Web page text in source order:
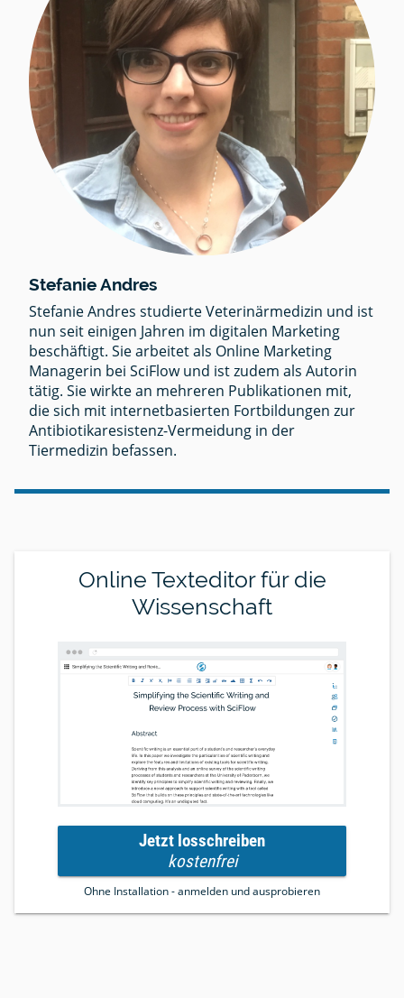
Stefanie Andres
Stefanie Andres studierte Veterinärmedizin und ist
nun seit einigen Jahren im digitalen Marketing
beschäftigt. Sie arbeitet als Online Marketing
Managerin bei SciFlow und ist zudem als Autorin
tätig. Sie wirkte an mehreren Publikationen mit,
die sich mit internetbasierten Fortbildungen zur
Antibiotikaresistenz-Vermeidung in der
Tiermedizin befassen.
Online Texteditor für die
Wissenschaft
Jetzt losschreiben
kostenfrei
Ohne Installation - anmelden und ausprobieren